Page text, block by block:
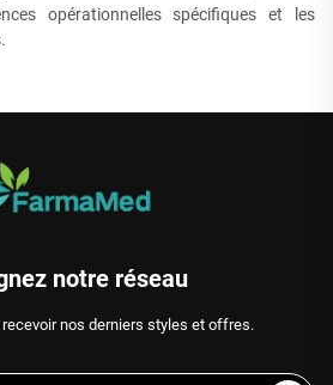
opérationnelles spécifiques et les
notre réseau
recevoir nos derniers styles et offres.